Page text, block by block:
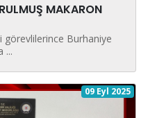
MAKARON
Burhaniye
...
09 Eyl 2025